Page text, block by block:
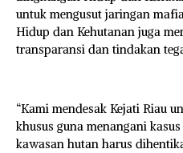
untuk mengusut jaringan
Hidup dan Kehutanan juga
transparansi dan tindakan
“Kami mendesak Kejati Riau
khusus guna menangani
kawasan hutan harus